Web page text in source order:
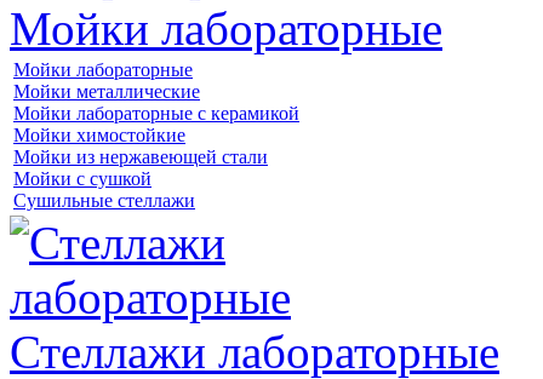
Мойки лабораторные
Мойки лабораторные
Мойки металлические
Мойки лабораторные с керамикой
Мойки химостойкие
Мойки из нержавеющей стали
Мойки с сушкой
Сушильные стеллажи
Стеллажи лабораторные